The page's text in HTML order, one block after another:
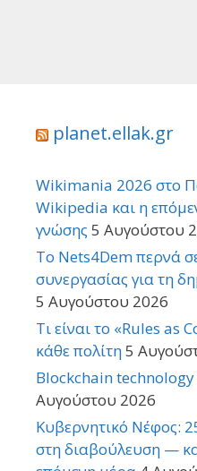
planet.ellak.gr
Wikimania 2026 στο
Wikipedia και η
γνώσης 5 Αυγούστου
Το Nets4Dem περνά
συνεργασίας για τη
5 Αυγούστου 2026
Τι είναι το «Rules as
κάθε πολίτη5
Blockchain
Αυγούστου 2026
Κυβερνητικό Νέφος:
στη διαβούλευση —